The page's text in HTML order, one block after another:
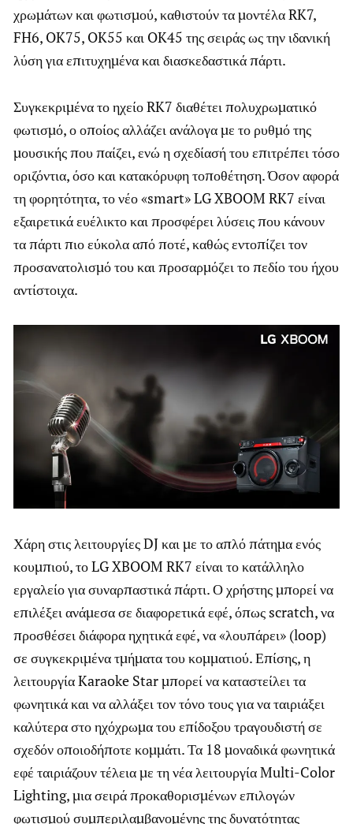
χρωμάτων και φωτισμού, καθιστούν τα μοντέλα RK7,
FH6, OK75, OK55 και OK45 της σειράς ως την ιδανική
λύση για επιτυχημένα και διασκεδαστικά πάρτι.
Συγκεκριμένα το ηχείο RK7 διαθέτει πολυχρωματικό
φωτισμό, ο οποίος αλλάζει ανάλογα με το ρυθμό της
μουσικής που παίζει, ενώ η σχεδίασή του επιτρέπει τόσο
οριζόντια, όσο και κατακόρυφη τοποθέτηση. Όσον αφορά
τη φορητότητα, το νέο «smart» LG XBOOM RK7 είναι
εξαιρετικά ευέλικτο και προσφέρει λύσεις που κάνουν
τα πάρτι πιο εύκολα από ποτέ, καθώς εντοπίζει τον
προσανατολισμό του και προσαρμόζει το πεδίο του ήχου
αντίστοιχα.
Χάρη στις λειτουργίες DJ και με το απλό πάτημα ενός
κουμπιού, το LG XBOOM RK7 είναι το κατάλληλο
εργαλείο για συναρπαστικά πάρτι. Ο χρήστης μπορεί να
επιλέξει ανάμεσα σε διαφορετικά εφέ, όπως scratch, να
προσθέσει διάφορα ηχητικά εφέ, να «λουπάρει» (loop)
σε συγκεκριμένα τμήματα του κομματιού. Επίσης, η
λειτουργία Karaoke Star μπορεί να καταστείλει τα
φωνητικά και να αλλάξει τον τόνο τους για να ταιριάξει
καλύτερα στο ηχόχρωμα του επίδοξου τραγουδιστή σε
σχεδόν οποιοδήποτε κομμάτι. Τα 18 μοναδικά φωνητικά
εφέ ταιριάζουν τέλεια με τη νέα λειτουργία Multi-Color
Lighting, μια σειρά προκαθορισμένων επιλογών
φωτισμού συμπεριλαμβανομένης της δυνατότητας